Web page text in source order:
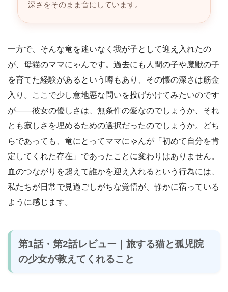
深さをそのまま音にしています。
一方で、そんな竜を迷いなく我が子として迎え入れたの
が、母猫のママにゃんです。過去にも人間の子や魔獣の子
を育てた経験があるという噂もあり、その懐の深さは筋金
入り。ここで少し意地悪な問いを投げかけてみたいのです
が――彼女の優しさは、無条件の愛なのでしょうか、それ
とも寂しさを埋めるための選択だったのでしょうか。どち
らであっても、竜にとってママにゃんが「初めて自分を肯
定してくれた存在」であったことに変わりはありません。
血のつながりを超えて誰かを迎え入れるという行為には、
私たちが日常で見過ごしがちな覚悟が、静かに宿っている
ように感じます。
第1話・第2話レビュー｜旅する猫と孤児院
の少女が教えてくれること